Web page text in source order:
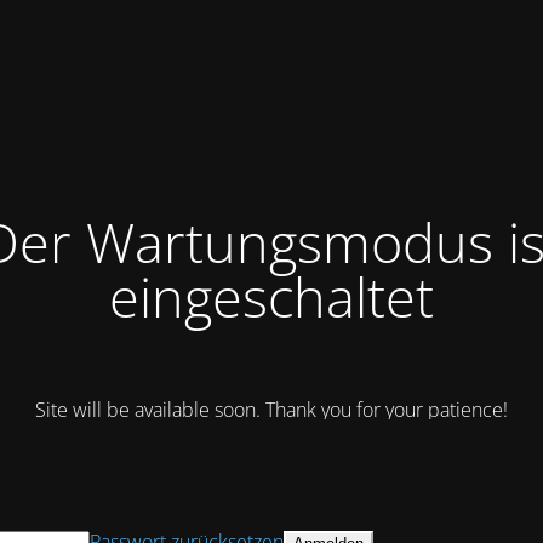
Wartungsmodus
eingeschaltet
Site will be available soon. Thank you for your patience!